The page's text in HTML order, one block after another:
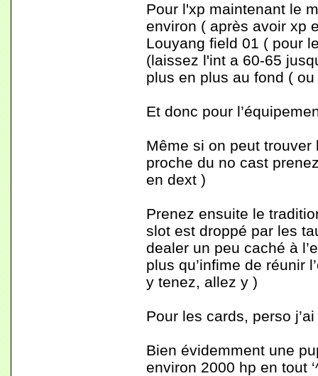
Pour l'xp maintenant le
environ ( après avoir xp
Louyang field 01 ( pour
(laissez l'int a 60-65
plus en plus au fond (
Et donc pour
Même si on peut trouver
proche du no cast
en dext )
Prenez ensuite le
slot est droppé par les
dealer un peu caché à
plus qu’infime de réunir
y tenez, allez y )
Pour les cards, perso
Bien évidemment une
environ 2000 hp en tout